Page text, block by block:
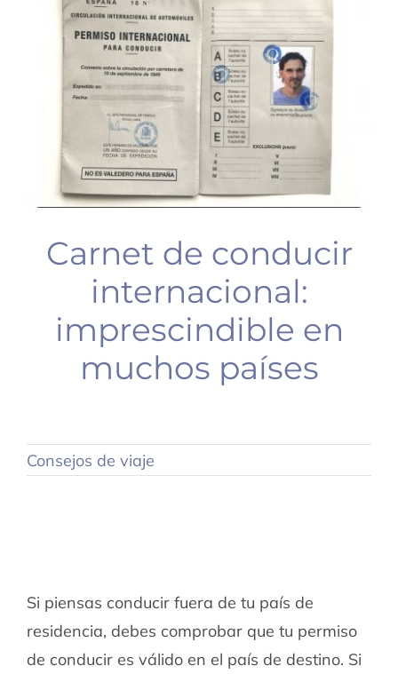
BUCEO
PLANIFICA TU VIAJE
Carnet de conducir
internacional:
imprescindible en
muchos países
Consejos de viaje
Si piensas conducir fuera de tu país de
residencia, debes comprobar que tu permiso
de conducir es válido en el país de destino. Si